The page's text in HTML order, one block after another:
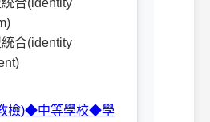
合(identity
檢)◆中等學校◆學